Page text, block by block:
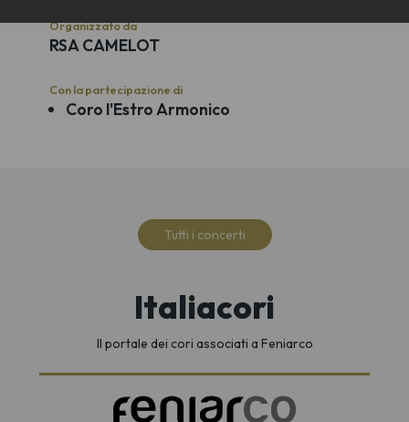
Organizzato da
RSA CAMELOT
Con la partecipazione di
Coro l'Estro Armonico
Tutti i concerti
Italiacori
Il portale dei cori associati a Feniarco